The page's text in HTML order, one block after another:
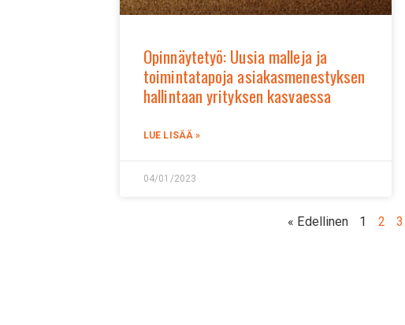
Opinnäytetyö: Uusia malleja ja
toimintatapoja asiakasmenestyksen
hallintaan yrityksen kasvaessa
LUE LISÄÄ »
04/01/2023
« Edellinen 1 2 3